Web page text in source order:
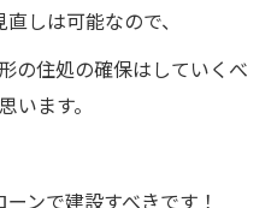
しは可能なので、
の住処の確保はしていくべ
います。
ンで建設すべきです！